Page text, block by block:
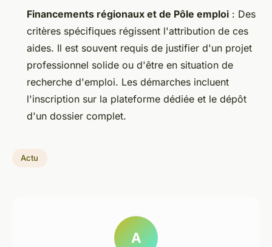
Financements régionaux et de Pôle emploi : Des
critères spécifiques régissent l'attribution de ces
aides. Il est souvent requis de justifier d'un projet
professionnel solide ou d'être en situation de
recherche d'emploi. Les démarches incluent
l'inscription sur la plateforme dédiée et le dépôt
d'un dossier complet.
Actu
A